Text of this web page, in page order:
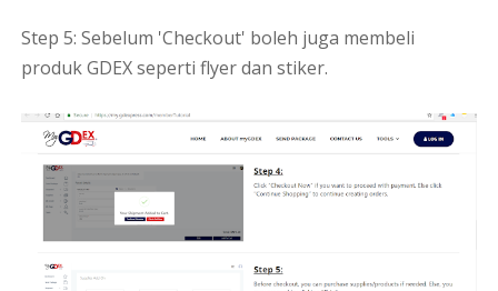
Step 5: Sebelum 'Checkout' boleh juga membeli
produk GDEX seperti flyer dan stiker.